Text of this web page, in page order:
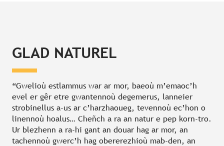
GLAD NATUREL
“Gwelioù estlammus war ar mor, baeoù m’emaoc’h
evel er gêr etre gwantennoù degemerus, lanneier
strobinellus a-us ar c’harzhaoueg, tevennoù ec’hon o
linennoù hoalus… Cheñch a ra an natur e pep korn-tro.
Ur blezhenn a ra-hi gant an douar hag ar mor, an
tachennoù gwerc’h hag obererezhioù mab-den, an